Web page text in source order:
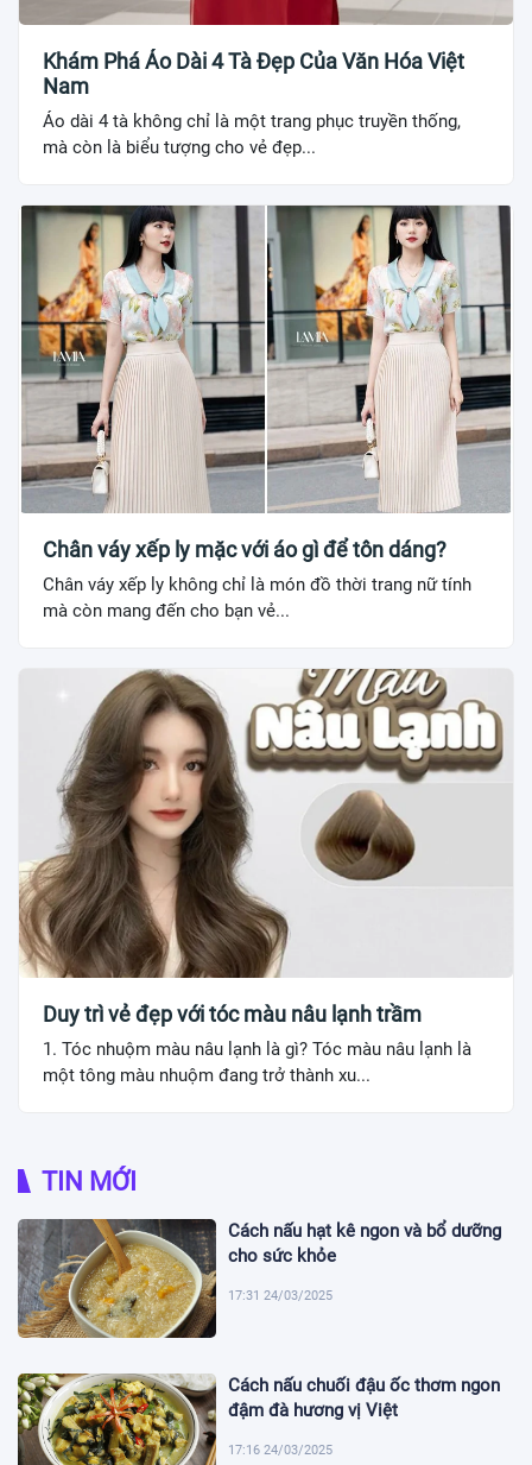
Khám Phá Áo Dài 4 Tà Đẹp Của Văn Hóa Việt
Nam
Áo dài 4 tà không chỉ là một trang phục truyền thống,
mà còn là biểu tượng cho vẻ đẹp...
Chân váy xếp ly mặc với áo gì để tôn dáng?
Chân váy xếp ly không chỉ là món đồ thời trang nữ tính
mà còn mang đến cho bạn vẻ...
Duy trì vẻ đẹp với tóc màu nâu lạnh trầm
1. Tóc nhuộm màu nâu lạnh là gì? Tóc màu nâu lạnh là
một tông màu nhuộm đang trở thành xu...
TIN MỚI
Cách nấu hạt kê ngon và bổ dưỡng
cho sức khỏe
17:31 24/03/2025
Cách nấu chuối đậu ốc thơm ngon
đậm đà hương vị Việt
17:16 24/03/2025